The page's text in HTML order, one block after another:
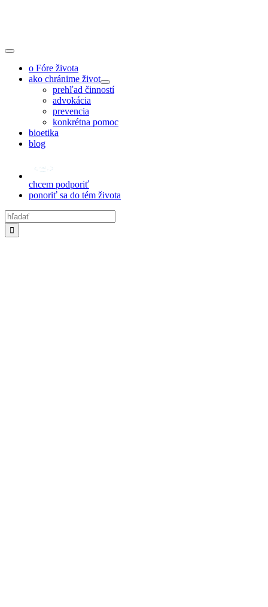
Toggle
Navigationo Fóre života
ako chránime život
prehľad činností
advokácia
prevencia
konkrétna pomoc
bioetika
blog
chcem podporiť
ponoriť sa do tém života
Hľadať: